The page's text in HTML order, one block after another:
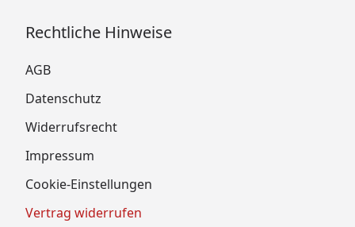
Rechtliche Hinweise
AGB
Datenschutz
Widerrufsrecht
Impressum
Cookie-Einstellungen
Vertrag widerrufen